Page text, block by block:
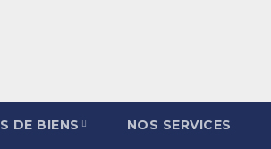
DE BIENS NOS SERVICES